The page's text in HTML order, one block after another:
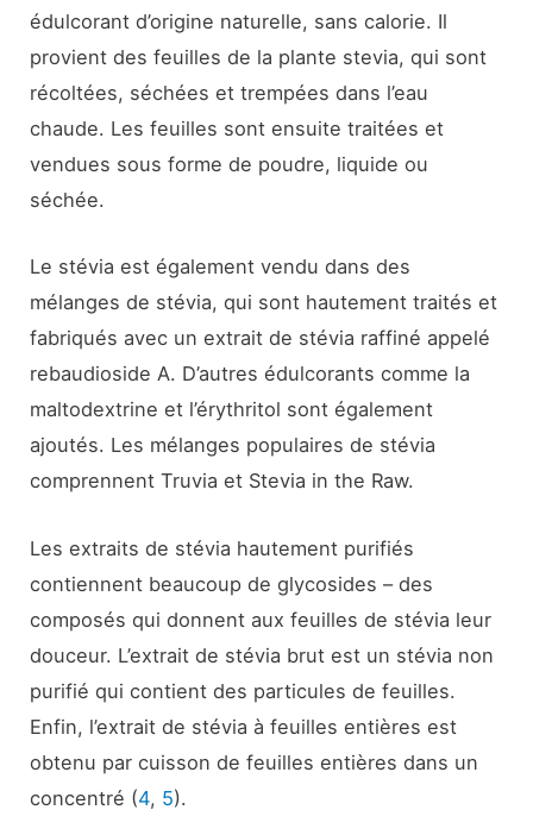
édulcorant d’origine naturelle, sans calorie. Il
provient des feuilles de la plante stevia, qui sont
récoltées, séchées et trempées dans l’eau
chaude. Les feuilles sont ensuite traitées et
vendues sous forme de poudre, liquide ou
séchée.
Le stévia est également vendu dans des
mélanges de stévia, qui sont hautement traités et
fabriqués avec un extrait de stévia raffiné appelé
rebaudioside A. D’autres édulcorants comme la
maltodextrine et l’érythritol sont également
ajoutés. Les mélanges populaires de stévia
comprennent Truvia et Stevia in the Raw.
Les extraits de stévia hautement purifiés
contiennent beaucoup de glycosides – des
composés qui donnent aux feuilles de stévia leur
douceur. L’extrait de stévia brut est un stévia non
purifié qui contient des particules de feuilles.
Enfin, l’extrait de stévia à feuilles entières est
obtenu par cuisson de feuilles entières dans un
concentré (4, 5).